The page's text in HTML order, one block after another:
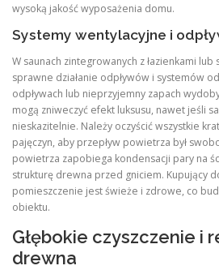
wysoką jakość wyposażenia domu.
Systemy wentylacyjne i
W saunach zintegrowanych z łazienkami
sprawne działanie odpływów i systemów
odpływach lub nieprzyjemny zapach
mogą zniweczyć efekt luksusu, nawet jeśli
nieskazitelnie. Należy oczyścić wszystkie
pajęczyn, aby przepływ powietrza był
powietrza zapobiega kondensacji pary na
strukturę drewna przed gniciem. Kupujący
pomieszczenie jest świeże i zdrowe, co
obiektu.
Głębokie czyszczenie i
drewna